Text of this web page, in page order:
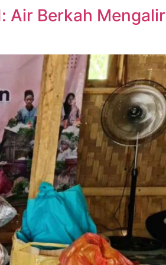
Air Berkah Mengalir